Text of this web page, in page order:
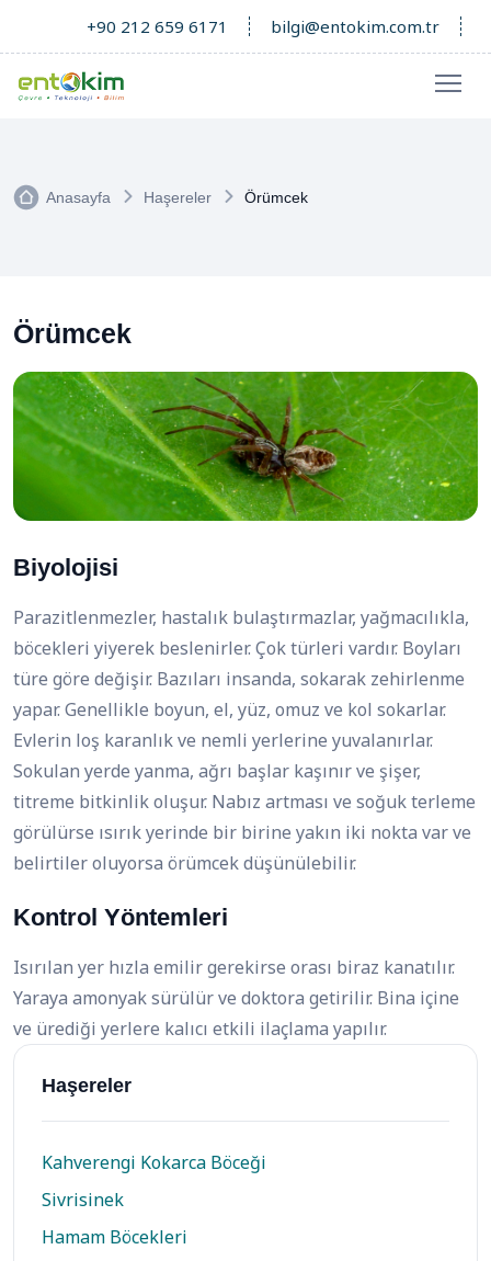
+90 212 659 6171 bilgi@entokim.com.tr
Anasayfa Haşereler Örümcek
Örümcek
Biyolojisi
Parazitlenmezler, hastalık bulaştırmazlar, yağmacılıkla,
böcekleri yiyerek beslenirler. Çok türleri vardır. Boyları
türe göre değişir. Bazıları insanda, sokarak zehirlenme
yapar. Genellikle boyun, el, yüz, omuz ve kol sokarlar.
Evlerin loş karanlık ve nemli yerlerine yuvalanırlar.
Sokulan yerde yanma, ağrı başlar kaşınır ve şişer,
titreme bitkinlik oluşur. Nabız artması ve soğuk terleme
görülürse ısırık yerinde bir birine yakın iki nokta var ve
belirtiler oluyorsa örümcek düşünülebilir.
Kontrol Yöntemleri
Isırılan yer hızla emilir gerekirse orası biraz kanatılır.
Yaraya amonyak sürülür ve doktora getirilir. Bina içine
ve ürediği yerlere kalıcı etkili ilaçlama yapılır.
Haşereler
Kahverengi Kokarca Böceği
Sivrisinek
Hamam Böcekleri